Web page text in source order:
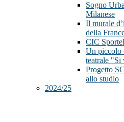
Sogno
Milanese
Il murale
della
CIC
Un piccolo
teatrale "Si
Progetto
allo studio
2024/25